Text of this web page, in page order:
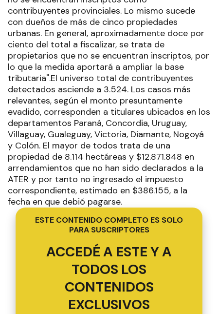
contribuyentes provinciales. Lo mismo sucede
con dueños de más de cinco propiedades
urbanas. En general, aproximadamente doce por
ciento del total a fiscalizar, se trata de
propietarios que no se encuentran inscriptos, por
lo que la medida aportará a ampliar la base
tributaria".El universo total de contribuyentes
detectados asciende a 3.524. Los casos más
relevantes, según el monto presuntamente
evadido, corresponden a titulares ubicados en los
departamentos Paraná, Concordia, Uruguay,
Villaguay, Gualeguay, Victoria, Diamante, Nogoyá
y Colón. El mayor de todos trata de una
propiedad de 8.114 hectáreas y $12.871.848 en
arrendamientos que no han sido declarados a la
ATER y por tanto no ingresado el impuesto
correspondiente, estimado en $386.155, a la
fecha en que debió pagarse.
ESTE CONTENIDO COMPLETO ES SOLO
PARA SUSCRIPTORES
ACCEDÉ A ESTE Y A
TODOS LOS
CONTENIDOS
EXCLUSIVOS